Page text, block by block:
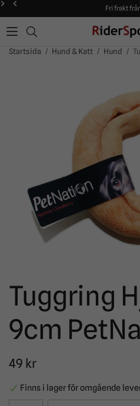
Fri frakt
90 dagars
Alltid snabba
Fri frakt
90 dagars
Startsida / Hund & Katt / Hund /
Tuggring
9cm
49 kr
Finns i lager för omgående